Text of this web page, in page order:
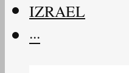
IZRAEL
···